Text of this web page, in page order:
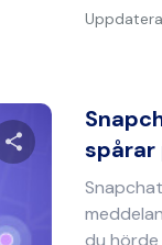
Dela denna
spårar
du